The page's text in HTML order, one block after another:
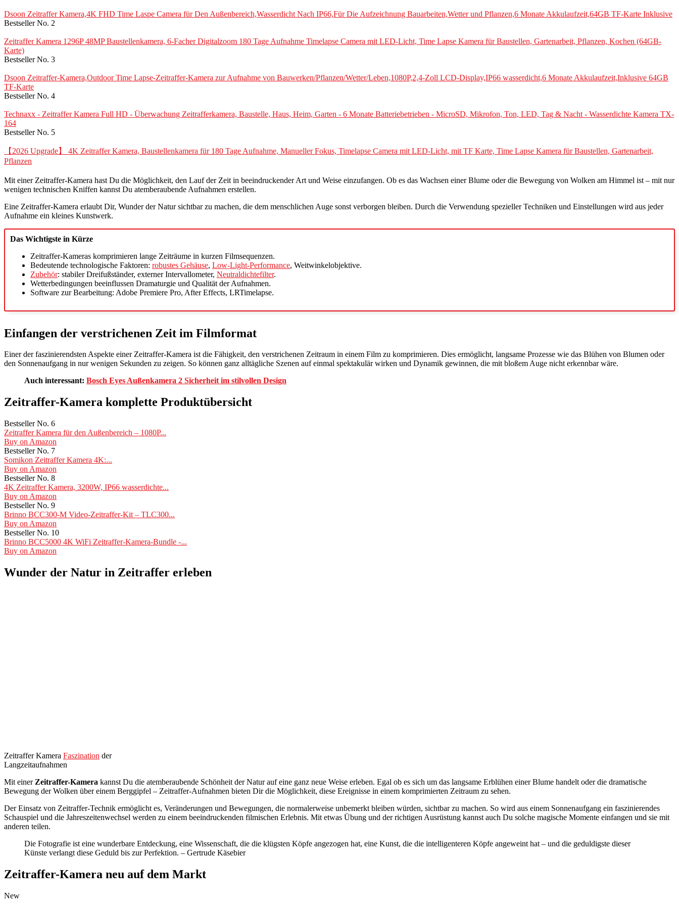
Dsoon Zeitraffer Kamera,4K FHD Time Laspe Camera für Den Außenbereich,Wasserdicht Nach IP66,Für Die Aufzeichnung Bauarbeiten,Wetter und Pflanzen,6 Monate Akkulaufzeit,64GB TF-Karte Inklusive
Bestseller No. 2
Zeitraffer Kamera 1296P 48MP Baustellenkamera, 6-Facher Digitalzoom 180 Tage Aufnahme Timelapse Camera mit LED-Licht, Time Lapse Kamera für Baustellen, Gartenarbeit, Pflanzen, Kochen (64GB-
Karte)
Bestseller No. 3
Dsoon Zeitraffer-Kamera,Outdoor Time Lapse-Zeitraffer-Kamera zur Aufnahme von Bauwerken/Pflanzen/Wetter/Leben,1080P,2,4-Zoll LCD-Display,IP66 wasserdicht,6 Monate Akkulaufzeit,Inklusive 64GB
TF-Karte
Bestseller No. 4
Technaxx - Zeitraffer Kamera Full HD - Überwachung Zeitrafferkamera, Baustelle, Haus, Heim, Garten - 6 Monate Batteriebetrieben - MicroSD, Mikrofon, Ton, LED, Tag & Nacht - Wasserdichte Kamera TX-
164
Bestseller No. 5
【2026 Upgrade】 4K Zeitraffer Kamera, Baustellenkamera für 180 Tage Aufnahme, Manueller Fokus, Timelapse Camera mit LED-Licht, mit TF Karte, Time Lapse Kamera für Baustellen, Gartenarbeit,
Pflanzen
Mit einer Zeitraffer-Kamera hast Du die Möglichkeit, den Lauf der Zeit in beeindruckender Art und Weise einzufangen. Ob es das Wachsen einer Blume oder die Bewegung von Wolken am Himmel ist – mit nur
wenigen technischen Kniffen kannst Du atemberaubende Aufnahmen erstellen.
Eine Zeitraffer-Kamera erlaubt Dir, Wunder der Natur sichtbar zu machen, die dem menschlichen Auge sonst verborgen bleiben. Durch die Verwendung spezieller Techniken und Einstellungen wird aus jeder
Aufnahme ein kleines Kunstwerk.
Das Wichtigste in Kürze
Zeitraffer-Kameras komprimieren lange Zeiträume in kurzen Filmsequenzen.
Bedeutende technologische Faktoren: robustes Gehäuse, Low-Light-Performance, Weitwinkelobjektive.
Zubehör: stabiler Dreifußständer, externer Intervallometer, Neutraldichtefilter.
Wetterbedingungen beeinflussen Dramaturgie und Qualität der Aufnahmen.
Software zur Bearbeitung: Adobe Premiere Pro, After Effects, LRTimelapse.
Einfangen der verstrichenen Zeit im Filmformat
Einer der faszinierendsten Aspekte einer Zeitraffer-Kamera ist die Fähigkeit, den verstrichenen Zeitraum in einem Film zu komprimieren. Dies ermöglicht, langsame Prozesse wie das Blühen von Blumen oder
den Sonnenaufgang in nur wenigen Sekunden zu zeigen. So können ganz alltägliche Szenen auf einmal spektakulär wirken und Dynamik gewinnen, die mit bloßem Auge nicht erkennbar wäre.
Auch interessant: Bosch Eyes Außenkamera 2 Sicherheit im stilvollen Design
Zeitraffer-Kamera komplette Produktübersicht
Bestseller No. 6
Zeitraffer Kamera für den Außenbereich – 1080P...
Buy on Amazon
Bestseller No. 7
Somikon Zeitraffer Kamera 4K:...
Buy on Amazon
Bestseller No. 8
4K Zeitraffer Kamera, 3200W, IP66 wasserdichte...
Buy on Amazon
Bestseller No. 9
Brinno BCC300-M Video-Zeitraffer-Kit – TLC300...
Buy on Amazon
Bestseller No. 10
Brinno BCC5000 4K WiFi Zeitraffer-Kamera-Bundle -...
Buy on Amazon
Wunder der Natur in Zeitraffer erleben
Zeitraffer Kamera Faszination der
Langzeitaufnahmen
Mit einer Zeitraffer-Kamera kannst Du die atemberaubende Schönheit der Natur auf eine ganz neue Weise erleben. Egal ob es sich um das langsame Erblühen einer Blume handelt oder die dramatische
Bewegung der Wolken über einem Berggipfel – Zeitraffer-Aufnahmen bieten Dir die Möglichkeit, diese Ereignisse in einem komprimierten Zeitraum zu sehen.
Der Einsatz von Zeitraffer-Technik ermöglicht es, Veränderungen und Bewegungen, die normalerweise unbemerkt bleiben würden, sichtbar zu machen. So wird aus einem Sonnenaufgang ein faszinierendes
Schauspiel und die Jahreszeitenwechsel werden zu einem beeindruckenden filmischen Erlebnis. Mit etwas Übung und der richtigen Ausrüstung kannst auch Du solche magische Momente einfangen und sie mit
anderen teilen.
Die Fotografie ist eine wunderbare Entdeckung, eine Wissenschaft, die die klügsten Köpfe angezogen hat, eine Kunst, die die intelligenteren Köpfe angeweint hat – und die geduldigste dieser
Künste verlangt diese Geduld bis zur Perfektion. – Gertrude Käsebier
Zeitraffer-Kamera neu auf dem Markt
New